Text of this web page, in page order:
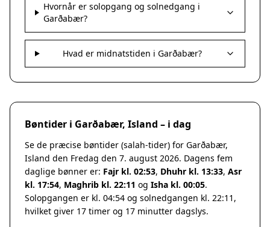
Hvornår er solopgang og solnedgang i
Garðabær?
Hvad er midnatstiden i Garðabær?
Bøntider i Garðabær, Island – i dag
Se de præcise bøntider (salah-tider) for Garðabær,
Island den Fredag den 7. august 2026. Dagens fem
daglige bønner er: Fajr kl. 02:53, Dhuhr kl. 13:33, Asr
kl. 17:54, Maghrib kl. 22:11 og Isha kl. 00:05.
Solopgangen er kl. 04:54 og solnedgangen kl. 22:11,
hvilket giver 17 timer og 17 minutter dagslys.